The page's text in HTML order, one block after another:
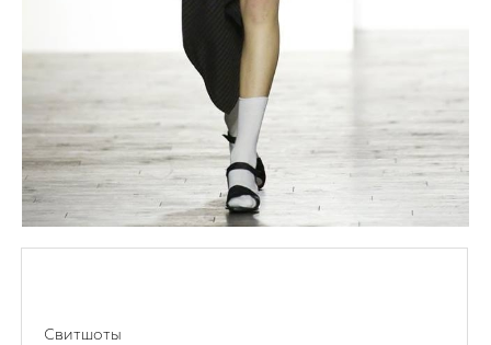
Свитшоты